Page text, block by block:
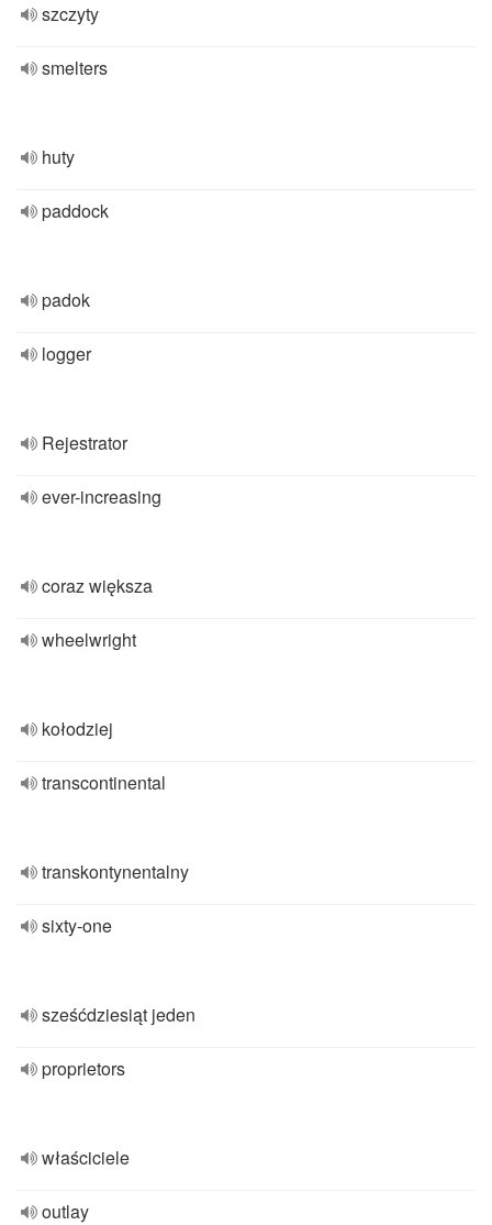
szczyty
smelters
huty
paddock
padok
logger
Rejestrator
ever-increasing
coraz większa
wheelwright
kołodziej
transcontinental
transkontynentalny
sixty-one
sześćdziesiąt jeden
proprietors
właściciele
outlay